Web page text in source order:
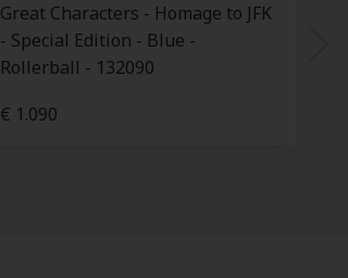
Great Characters - Homage to JFK
- Special Edition - Blue -
Rollerball - 132090
€ 1.090